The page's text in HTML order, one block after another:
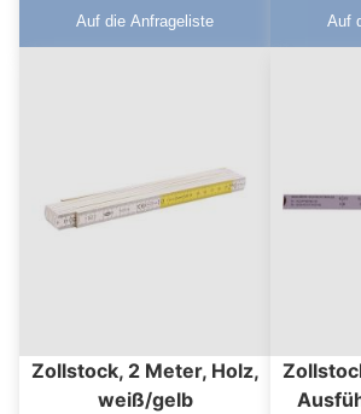
Auf die Anfrageliste Auf
Zollstock, 2 Meter, Holz,
weiß/gelb